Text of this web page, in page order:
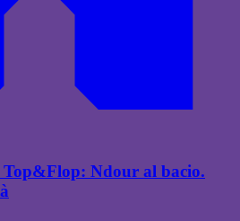
Ndour al bacio.